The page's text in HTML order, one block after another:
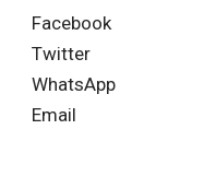
Facebook
Twitter
WhatsApp
Email